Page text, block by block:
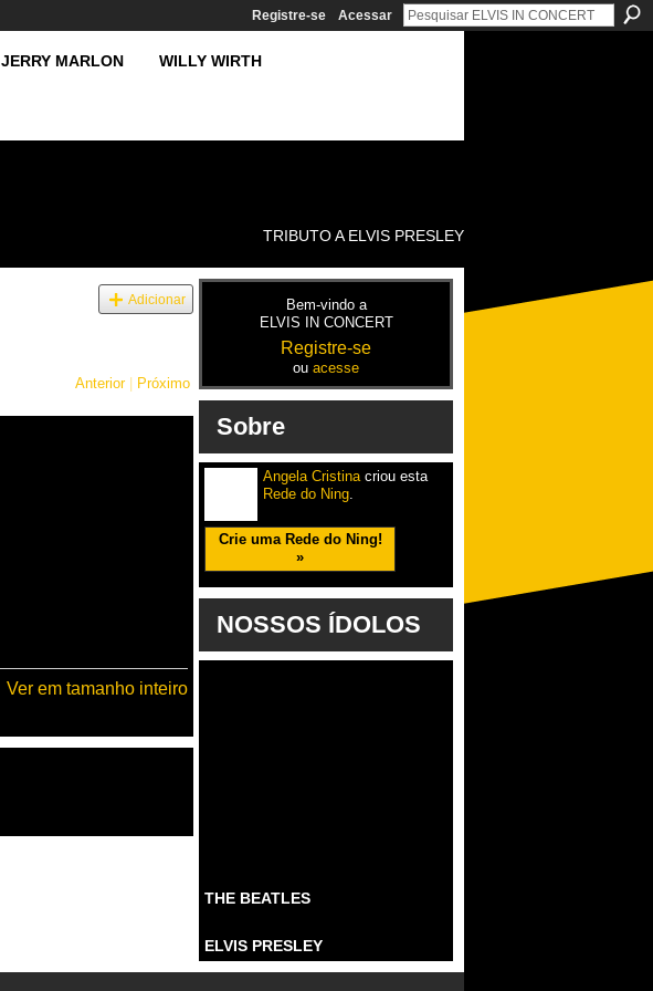
Registre-se Acessar
JERRY MARLON WILLY WIRTH
TRIBUTO A ELVIS PRESLEY
Adicionar
Anterior Próximo
Ver em tamanho inteiro
Bem-vindo a
ELVIS IN CONCERT
Registre-se
ou acesse
Sobre
Angela Cristinacriou esta
Rede do Ning.
Crie uma Rede do Ning!
»
NOSSOS ÍDOLOS
THE BEATLES
ELVIS PRESLEY